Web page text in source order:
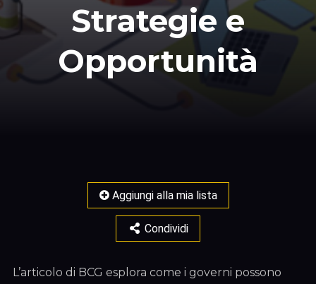
Strategie e
Opportunità
Aggiungi alla mia lista
Condividi
L’articolo di BCG esplora come i governi possono